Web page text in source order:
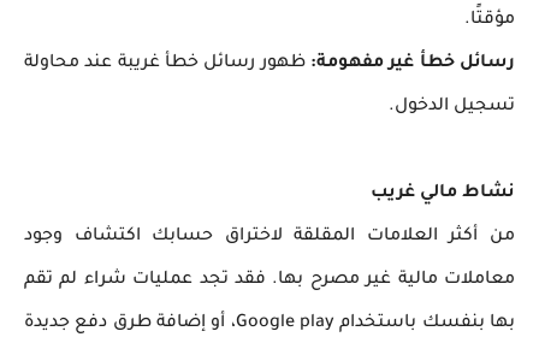
مؤقتًا.
رسائل خطأ غير مفهومة: ظهور رسائل خطأ غريبة عند محاولة
تسجيل الدخول.
نشاط مالي غريب
من أكثر العلامات المقلقة لاختراق حسابك اكتشاف وجود
معاملات مالية غير مصرح بها. فقد تجد عمليات شراء لم تقم
بها بنفسك باستخدام Google play، أو إضافة طرق دفع جديدة